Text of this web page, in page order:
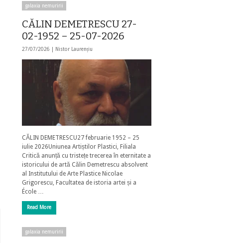
galaxia nemuririi
CĂLIN DEMETRESCU 27-
02-1952 – 25-07-2026
27/07/2026 | Nistor Laurențiu
CĂLIN DEMETRESCU27 februarie 1952 – 25
iulie 2026Uniunea Artiștilor Plastici, Filiala
Critică anunță cu tristețe trecerea în eternitate a
istoricului de artă Călin Demetrescu absolvent
al Institutului de Arte Plastice Nicolae
Grigorescu, Facultatea de istoria artei și a
École …
Read More
galaxia nemuririi